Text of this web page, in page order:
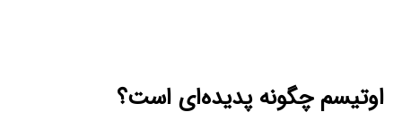
اوتیسم چگونه پدیده‌ای است؟